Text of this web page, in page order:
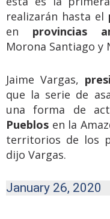
realizarán hasta el
en provincias
Morona Santiago y
Jaime Vargas,
que la serie de
una forma de
Pueblos en la
territorios de los
dijo Vargas.
January 26, 2020